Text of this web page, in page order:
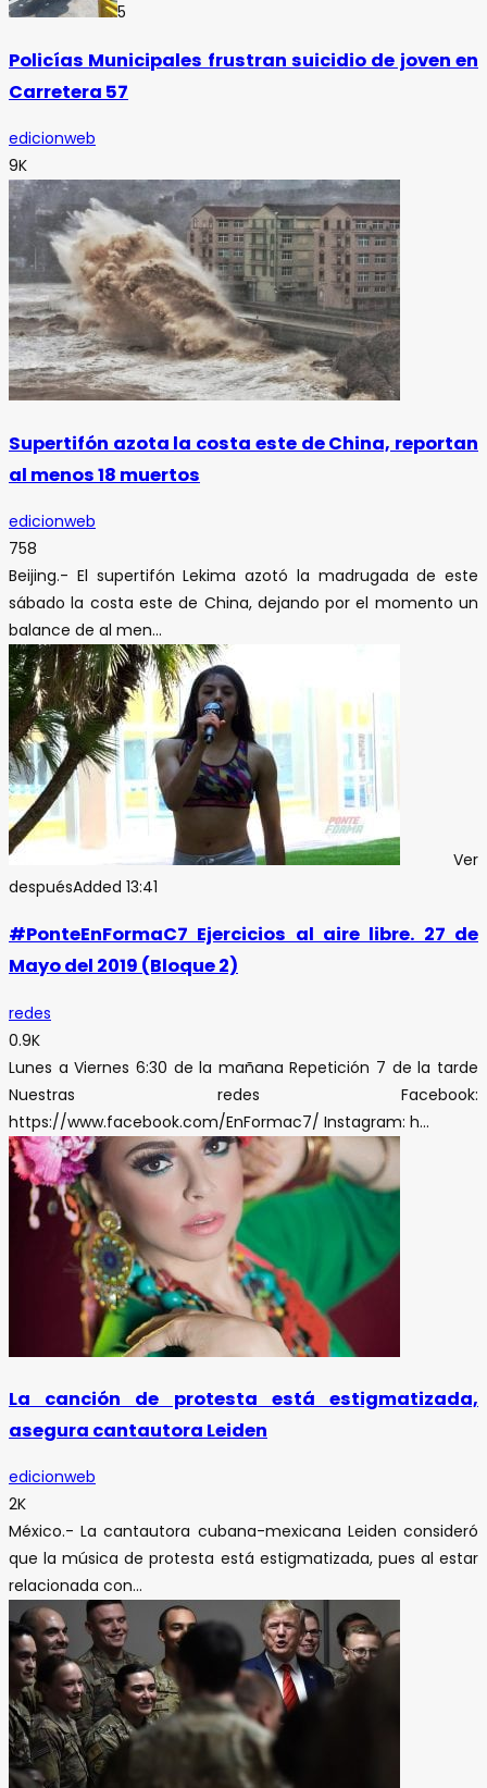
5
Policías Municipales frustran suicidio de joven en
Carretera 57
edicionweb
9K
Supertifón azota la costa este de China, reportan
al menos 18 muertos
edicionweb
758
Beijing.- El supertifón Lekima azotó la madrugada de este
sábado la costa este de China, dejando por el momento un
balance de al men...
Ver
despuésAdded 13:41
#PonteEnFormaC7 Ejercicios al aire libre. 27 de
Mayo del 2019 (Bloque 2)
redes
0.9K
Lunes a Viernes 6:30 de la mañana Repetición 7 de la tarde
Nuestras redes Facebook:
https://www.facebook.com/EnFormac7/ Instagram: h...
La canción de protesta está estigmatizada,
asegura cantautora Leiden
edicionweb
2K
México.- La cantautora cubana-mexicana Leiden consideró
que la música de protesta está estigmatizada, pues al estar
relacionada con...